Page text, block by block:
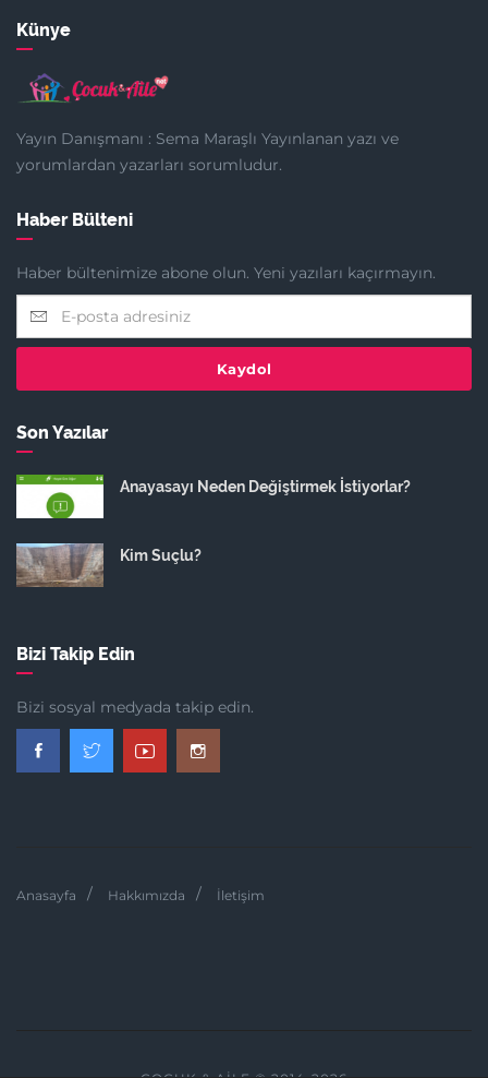
Künye
Yayın Danışmanı : Sema Maraşlı Yayınlanan yazı ve
yorumlardan yazarları sorumludur.
Haber Bülteni
Haber bültenimize abone olun. Yeni yazıları kaçırmayın.
Kaydol
Son Yazılar
Anayasayı Neden Değiştirmek İstiyorlar?
Kim Suçlu?
Bizi Takip Edin
Bizi sosyal medyada takip edin.
Anasayfa Hakkımızda İletişim